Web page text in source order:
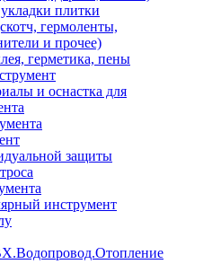
плитки
гермоленты,
и прочее)
герметика, пены
и оснастка для
защиты
инструмент